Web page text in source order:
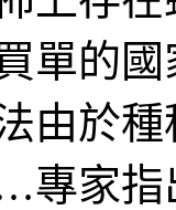
單的
由於
家指